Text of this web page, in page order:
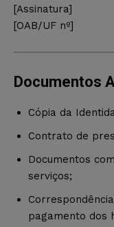
[Assinatura]
[OAB/UF nº]
Documentos
Cópia da
Contrato de
Documentos
serviços;
pagamento dos